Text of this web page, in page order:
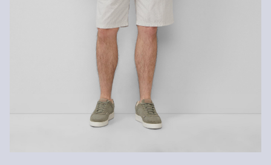
Better Cotton: Als je voor onze katoenen producten kiest, steun je
onze investering in de missie van Better Cotton om
gemeenschappen te helpen overleven en bloeien, terwijl
tegelijkertijd de leefomgeving wordt beschermd en hersteld. Better
Cotton ondersteunt landbouwgemeenschappen op sociaal,
economisch en ecologisch vlak door boeren te trainen in
duurzamere teeltmethoden. Dit product wordt geproduceerd via
een model van massabalans, wat betekent dat het niet per se
Better Cotton bevat. Meer informatie hierover vind je op